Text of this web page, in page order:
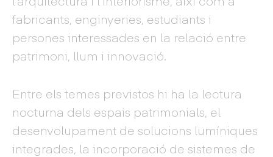
fabricants, enginyeries, estudiants i
persones interessades en la relació entre
patrimoni, llum i innovació.
Entre els temes previstos hi ha la lectura
nocturna dels espais patrimonials, el
desenvolupament de solucions lumíniques
integrades, la incorporació de sistemes de